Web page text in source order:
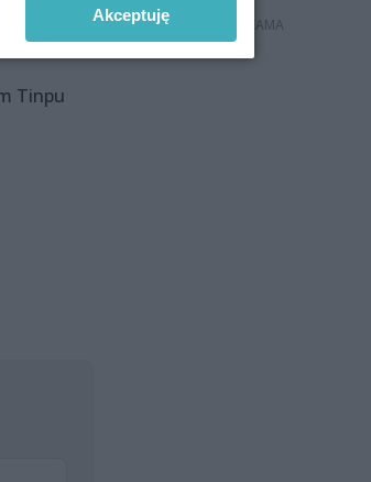
Tinpu
Akceptuję